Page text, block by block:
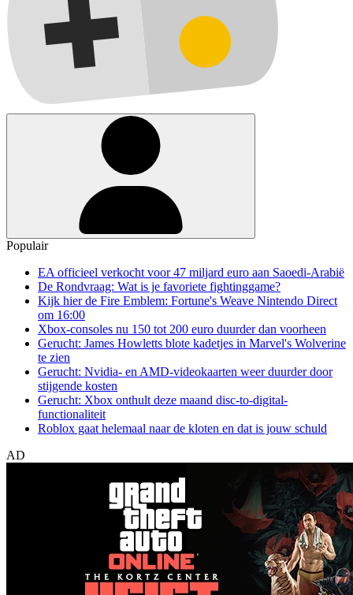
Populair
EA officieel verkocht voor 47 miljard euro aan Saoedi-Arabië
De Rondvraag: Wat is je favoriete fightinggame?
Kijk hier de Fire Emblem: Fortune's Weave Nintendo Direct
om 16:00
Xbox-consoles nu 150 tot 200 euro duurder dan voorheen
Gerucht: James Howletts blote kadetjes in Marvel's Wolverine
te zien
Gerucht: Nvidia- en AMD-videokaarten weer duurder door
stijgende kosten
Gerucht: Xbox onthult deze maand disc-to-digital-
functionaliteit
Roblox gaat helemaal naar de kloten en dat is jouw schuld
AD